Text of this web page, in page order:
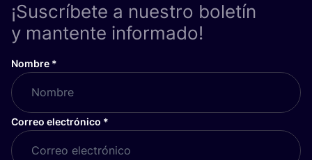
¡Suscríbete a nuestro boletín
y mantente informado!
Nombre *
Correo electrónico *